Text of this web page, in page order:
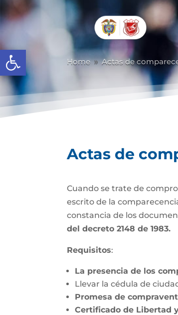
Abrir barra de herramientas
Home 9 Actas de
Actas de
Cuando se trate de
escrito de la
constancia de los
del decreto 2148 de 1983.
Requisitos:
La presencia de los
Llevar la cédula de
Promesa de
Certificado de Libertad